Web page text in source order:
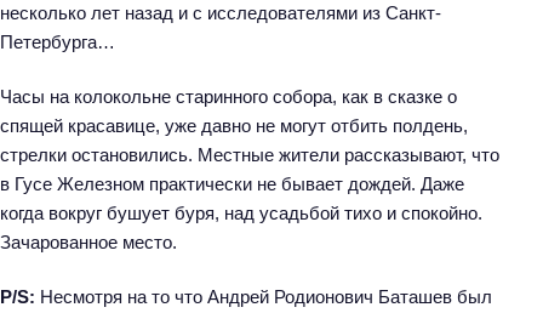
несколько лет назад и с исследователями из Санкт-
Петербурга…
Часы на колокольне старинного собора, как в сказке о
спящей красавице, уже давно не могут отбить полдень,
стрелки остановились. Местные жители рассказывают, что
в Гусе Железном практически не бывает дождей. Даже
когда вокруг бушует буря, над усадьбой тихо и спокойно.
Зачарованное место.
P/S: Несмотря на то что Андрей Родионович Баташев был